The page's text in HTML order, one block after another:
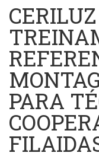
PARA